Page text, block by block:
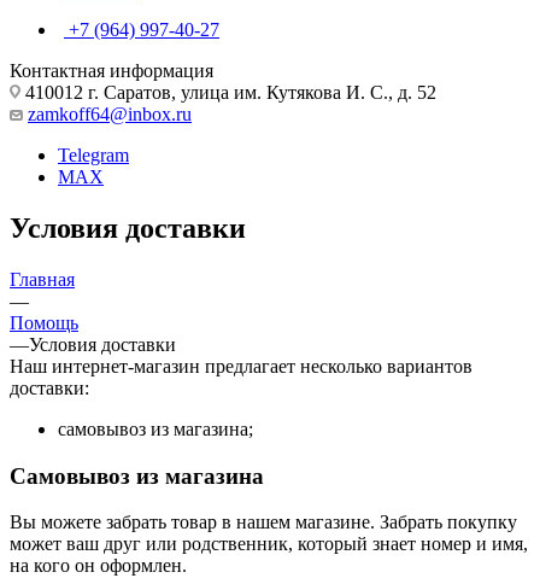
+7 (964) 997-40-27
Контактная информация
410012 г. Саратов, улица им. Кутякова И. С., д. 52
zamkoff64@inbox.ru
Telegram
MAX
Условия доставки
Главная
—
Помощь
—Условия доставки
Наш интернет-магазин предлагает несколько вариантов
доставки:
самовывоз из магазина;
Самовывоз из магазина
Вы можете забрать товар в нашем магазине. Забрать покупку
может ваш друг или родственник, который знает номер и имя,
на кого он оформлен.